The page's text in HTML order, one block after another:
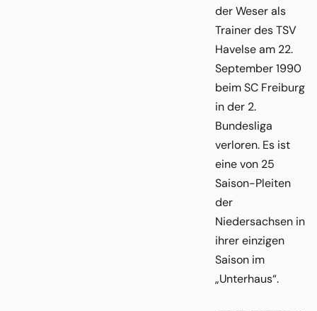
der Weser als
Trainer des TSV
Havelse am 22.
September 1990
beim SC Freiburg
in der 2.
Bundesliga
verloren. Es ist
eine von 25
Saison-Pleiten
der
Niedersachsen in
ihrer einzigen
Saison im
„Unterhaus“.